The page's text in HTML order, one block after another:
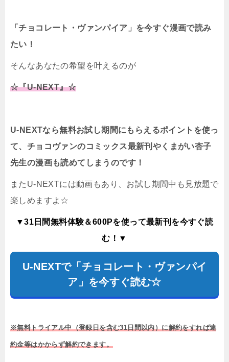
「チョコレート・ヴァンパイア」を今すぐ漫画で読み
たい！
そんなあなたの希望を叶えるのが
☆『U-NEXT』☆
U-NEXTなら無料お試し期間にもらえるポイントを使っ
て、チョコヴァンのコミックス最新刊やくまがい杏子
先生の漫画も読めてしまうのです！
またU-NEXTには動画もあり、お試し期間中も見放題で
楽しめますよ☆
▼31日間無料体験＆600Pを使って最新刊を今すぐ読
む！▼
U-NEXTで「チョコレート・ヴァンパイ
ア」を今すぐ読む☆
※無料トライアル中（登録日を含む31日間以内）に解約をすれば違
約金等はかからず解約できます。